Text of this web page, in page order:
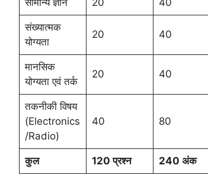
सामान्य ज्ञान 20 40
संख्यात्मक
योग्यता
20 40
मानसिक
योग्यता एवं तर्क
20 40
तकनीकी विषय
(Electronics
/Radio)
40 80
कुल 120 प्रश्न 240 अंक